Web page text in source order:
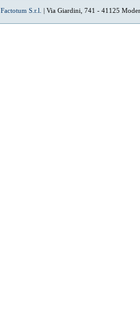
Factotum S.r.l. | Via Giardini, 741 - 41125